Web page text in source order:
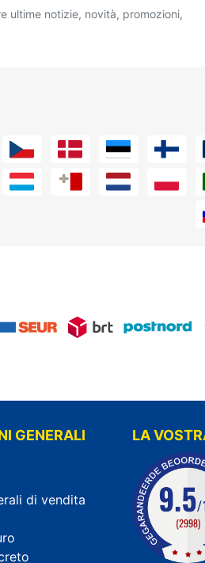
ultime notizie, novità, promozioni,
GENERALI
di vendita
LA